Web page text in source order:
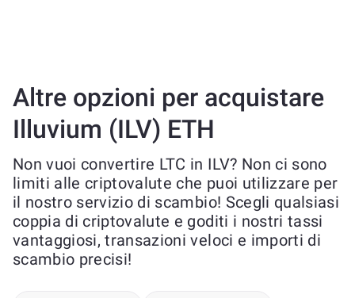
Altre opzioni per acquistare
Illuvium (ILV) ETH
Non vuoi convertire LTC in ILV? Non ci sono
limiti alle criptovalute che puoi utilizzare per
il nostro servizio di scambio! Scegli qualsiasi
coppia di criptovalute e goditi i nostri tassi
vantaggiosi, transazioni veloci e importi di
scambio precisi!